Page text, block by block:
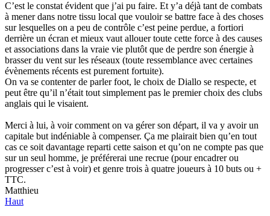
C’est le constat évident que j’ai pu faire. Et y’a déjà tant de combats
à mener dans notre tissu local que vouloir se battre face à des choses
sur lesquelles on a peu de contrôle c’est peine perdue, a fortiori
derrière un écran et mieux vaut allouer toute cette force à des causes
et associations dans la vraie vie plutôt que de perdre son énergie à
brasser du vent sur les réseaux (toute ressemblance avec certaines
évènements récents est purement fortuite).
On va se contenter de parler foot, le choix de Diallo se respecte, et
peut être qu’il n’était tout simplement pas le premier choix des clubs
anglais qui le visaient.
Merci à lui, à voir comment on va gérer son départ, il va y avoir un
capitale but indéniable à compenser. Ça me plairait bien qu’en tout
cas ce soit davantage reparti cette saison et qu’on ne compte pas que
sur un seul homme, je préférerai une recrue (pour encadrer ou
progresser c’est à voir) et genre trois à quatre joueurs à 10 buts ou +
TTC.
Matthieu
Haut